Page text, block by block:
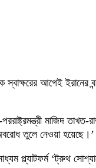
স্বাক্ষরের আগেই
মাজিদ
তুলে নেওয়া হয়েছে।’
প্ল্যাটফর্ম ‘ট্রুথ